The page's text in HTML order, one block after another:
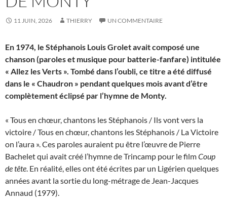
11 JUIN, 2026 THIERRY UN COMMENTAIRE
En 1974, le Stéphanois Louis Grolet avait composé une
chanson (paroles et musique pour batterie-fanfare) intitulée
« Allez les Verts ». Tombé dans l’oubli, ce titre a été diffusé
dans le « Chaudron » pendant quelques mois avant d’être
complètement éclipsé par l’hymne de Monty.
« Tous en chœur, chantons les Stéphanois / Ils vont vers la
victoire / Tous en chœur, chantons les Stéphanois / La Victoire
on l’aura ». Ces paroles auraient pu être l’œuvre de Pierre
Bachelet qui avait créé l’hymne de Trincamp pour le filmCoup
de tête. En réalité, elles ont été écrites par un Ligérien quelques
années avant la sortie du long-métrage de Jean-Jacques
Annaud (1979).